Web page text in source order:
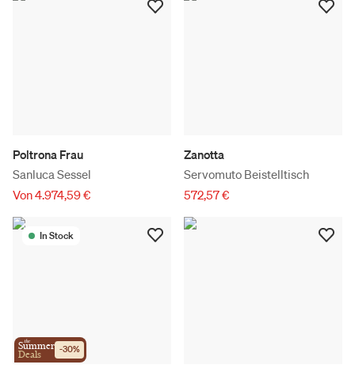
Poltrona Frau
Sanluca Sessel
Von 4.974,59 €
Zanotta
Servomuto Beistelltisch
572,57 €
In Stock
the
Summer
Deals -30%